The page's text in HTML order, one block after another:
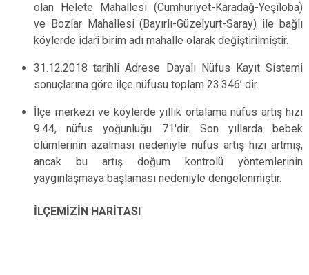
olan Helete Mahallesi (Cumhuriyet-Karadağ-Yeşiloba)
ve Bozlar Mahallesi (Bayırlı-Güzelyurt-Saray) ile bağlı
köylerde idari birim adı mahalle olarak değiştirilmiştir.
31.12.2018 tarihli Adrese Dayalı Nüfus Kayıt Sistemi
sonuçlarına göre ilçe nüfusu toplam 23.346’ dir.
İlçe merkezi ve köylerde yıllık ortalama nüfus artış hızı
9.44, nüfus yoğunluğu 71'dir. Son yıllarda bebek
ölümlerinin azalması nedeniyle nüfus artış hızı artmış,
ancak bu artış doğum kontrolü yöntemlerinin
yaygınlaşmaya başlaması nedeniyle dengelenmiştir.
İLÇEMİZİN HARİTASI